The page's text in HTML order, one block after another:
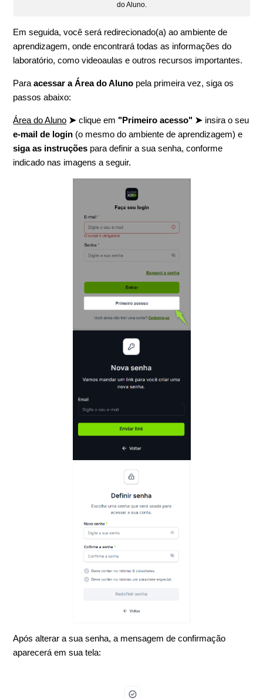
do Aluno.
Em seguida, você será redirecionado(a) ao ambiente de
aprendizagem, onde encontrará todas as informações do
laboratório, como videoaulas e outros recursos importantes.
Paraacessar a Área do Aluno pela primeira vez, siga os
passos abaixo:
Área do Aluno ➤ clique em "Primeiro acesso" ➤ insira o seu
e-mail de login (o mesmo do ambiente de aprendizagem) e
siga as instruções para definir a sua senha, conforme
indicado nas imagens a seguir.
Após alterar a sua senha, a mensagem de confirmação
aparecerá em sua tela: